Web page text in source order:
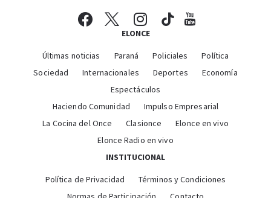
ELONCE
Últimas noticias Paraná Policiales
Política
Sociedad
Internacionales Deportes
Economía
Espectáculos
Haciendo Comunidad
Impulso Empresarial
La Cocina del Once
Clasionce
Elonce en vivo
Elonce Radio en vivo
INSTITUCIONAL
Política de Privacidad
Términos y Condiciones